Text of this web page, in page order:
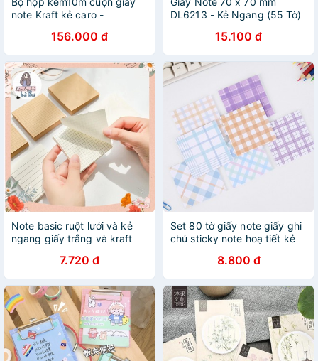
note Kraft kẻ caro -
156.000 đ
DL6213 - Kẻ Ngang (55 Tờ)
15.100 đ
Note basic ruột lưới và kẻ
ngang giấy trắng và kraft
7.720 đ
Set 80 tờ giấy note giấy ghi
chú sticky note hoạ tiết kẻ
thủ công ST357
8.800 đ